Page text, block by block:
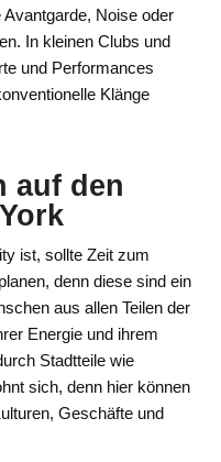
Noise oder
In kleinen Clubs und
und Performances
Klänge
auf den
ist, sollte Zeit zum
denn diese sind ein
aus allen Teilen der
Energie und ihrem
Stadtteile wie
sich, denn hier können
Geschäfte und